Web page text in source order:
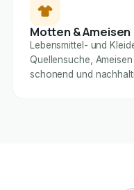
Motten & Ameisen
Lebensmittel- und
Quellensuche,
schonend und